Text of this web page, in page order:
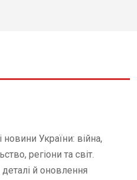
новини України: війна,
регіони та світ.
й оновлення